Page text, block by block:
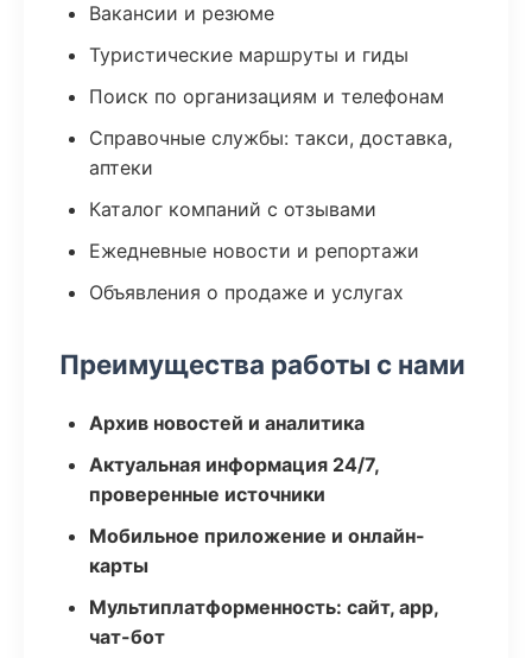
Вакансии и резюме
Туристические маршруты и гиды
Поиск по организациям и телефонам
Справочные службы: такси, доставка,
аптеки
Каталог компаний с отзывами
Ежедневные новости и репортажи
Объявления о продаже и услугах
Преимущества работы с нами
Архив новостей и аналитика
Актуальная информация 24/7,
проверенные источники
Мобильное приложение и онлайн-
карты
Мультиплатформенность: сайт, app,
чат-бот